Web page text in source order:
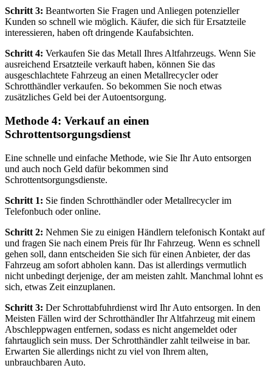
Schritt 3: Beantworten Sie Fragen und Anliegen potenzieller
Kunden so schnell wie möglich. Käufer, die sich für Ersatzteile
interessieren, haben oft dringende Kaufabsichten.
Schritt 4: Verkaufen Sie das Metall Ihres Altfahrzeugs. Wenn Sie
ausreichend Ersatzteile verkauft haben, können Sie das
ausgeschlachtete Fahrzeug an einen Metallrecycler oder
Schrotthändler verkaufen. So bekommen Sie noch etwas
zusätzliches Geld bei der Autoentsorgung.
Methode 4: Verkauf an einen
Schrottentsorgungsdienst
Eine schnelle und einfache Methode, wie Sie Ihr Auto entsorgen
und auch noch Geld dafür bekommen sind
Schrottentsorgungsdienste.
Schritt 1: Sie finden Schrotthändler oder Metallrecycler im
Telefonbuch oder online.
Schritt 2: Nehmen Sie zu einigen Händlern telefonisch Kontakt auf
und fragen Sie nach einem Preis für Ihr Fahrzeug. Wenn es schnell
gehen soll, dann entscheiden Sie sich für einen Anbieter, der das
Fahrzeug am sofort abholen kann. Das ist allerdings vermutlich
nicht unbedingt derjenige, der am meisten zahlt. Manchmal lohnt es
sich, etwas Zeit einzuplanen.
Schritt 3: Der Schrottabfuhrdienst wird Ihr Auto entsorgen. In den
Meisten Fällen wird der Schrotthändler Ihr Altfahrzeug mit einem
Abschleppwagen entfernen, sodass es nicht angemeldet oder
fahrtauglich sein muss. Der Schrotthändler zahlt teilweise in bar.
Erwarten Sie allerdings nicht zu viel von Ihrem alten,
unbrauchbaren Auto.